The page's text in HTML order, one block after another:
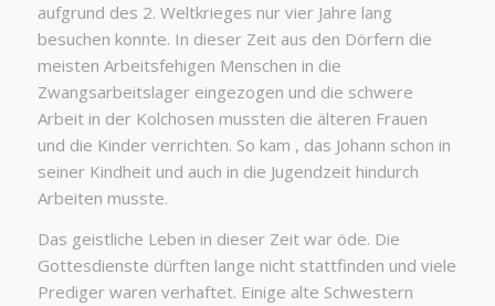
aufgrund des 2. Weltkrieges nur vier Jahre lang
besuchen konnte. In dieser Zeit aus den Dörfern die
meisten Arbeitsfehigen Menschen in die
Zwangsarbeitslager eingezogen und die schwere
Arbeit in der Kolchosen mussten die älteren Frauen
und die Kinder verrichten. So kam , das Johann schon in
seiner Kindheit und auch in die Jugendzeit hindurch
Arbeiten musste.
Das geistliche Leben in dieser Zeit war öde. Die
Gottesdienste dürften lange nicht stattfinden und viele
Prediger waren verhaftet. Einige alte Schwestern